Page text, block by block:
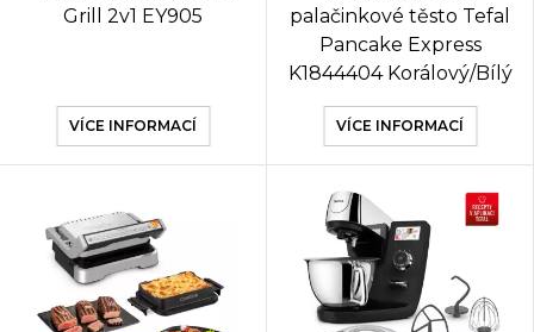
Grill 2v1 EY905
VÍCE INFORMACÍ
palačinkové těsto Tefal
Pancake Express
K1844404 Korálový/Bílý
VÍCE INFORMACÍ